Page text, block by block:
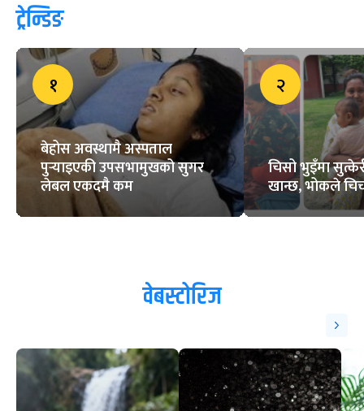
ट्रेन्डिङ
१
बेहोस अवस्थामै अस्पताल
पुर्‍याइएकी उपसभामुखको सुगर
लेबल एकदमै कम
२
चिसो भुइँमा
खान्छ, भोकले
वेबस्टोरिज